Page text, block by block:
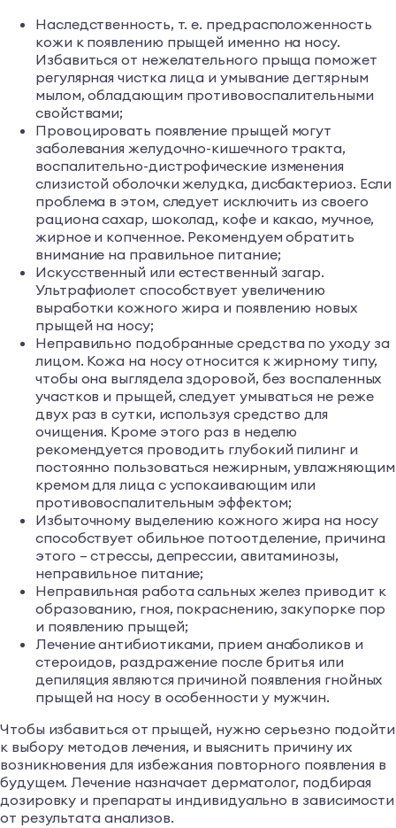
Наследственность, т. е. предрасположенность
кожи к появлению прыщей именно на носу.
Избавиться от нежелательного прыща поможет
регулярная чистка лица и умывание дегтярным
мылом, обладающим противовоспалительными
свойствами;
Провоцировать появление прыщей могут
заболевания желудочно-кишечного тракта,
воспалительно-дистрофические изменения
слизистой оболочки желудка, дисбактериоз. Если
проблема в этом, следует исключить из своего
рациона сахар, шоколад, кофе и какао, мучное,
жирное и копченное. Рекомендуем обратить
внимание на правильное питание;
Искусственный или естественный загар.
Ультрафиолет способствует увеличению
выработки кожного жира и появлению новых
прыщей на носу;
Неправильно подобранные средства по уходу за
лицом. Кожа на носу относится к жирному типу,
чтобы она выглядела здоровой, без воспаленных
участков и прыщей, следует умываться не реже
двух раз в сутки, используя средство для
очищения. Кроме этого раз в неделю
рекомендуется проводить глубокий пилинг и
постоянно пользоваться нежирным, увлажняющим
кремом для лица с успокаивающим или
противовоспалительным эффектом;
Избыточному выделению кожного жира на носу
способствует обильное потоотделение, причина
этого – стрессы, депрессии, авитаминозы,
неправильное питание;
Неправильная работа сальных желез приводит к
образованию, гноя, покраснению, закупорке пор
и появлению прыщей;
Лечение антибиотиками, прием анаболиков и
стероидов, раздражение после бритья или
депиляция являются причиной появления гнойных
прыщей на носу в особенности у мужчин.
Чтобы избавиться от прыщей, нужно серьезно подойти
к выбору методов лечения, и выяснить причину их
возникновения для избежания повторного появления в
будущем. Лечение назначает дерматолог, подбирая
дозировку и препараты индивидуально в зависимости
от результата анализов.